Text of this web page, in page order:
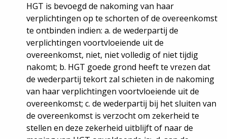
HGT is bevoegd de nakoming van haar
verplichtingen op te schorten of de overeenkomst
te ontbinden indien: a. de wederpartij de
verplichtingen voortvloeiende uit de
overeenkomst, niet, niet volledig of niet tijdig
nakomt; b. HGT goede grond heeft te vrezen dat
de wederpartij tekort zal schieten in de nakoming
van haar verplichtingen voortvloeiende uit de
overeenkomst; c. de wederpartij bij het sluiten van
de overeenkomst is verzocht om zekerheid te
stellen en deze zekerheid uitblijft of naar de